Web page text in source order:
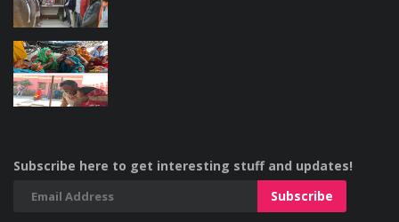
Subscribe here to get interesting stuff and updates!